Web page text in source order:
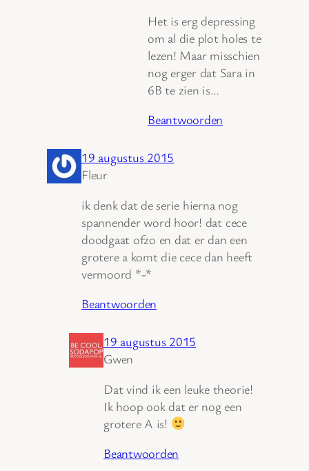
Het is erg depressing
om al die plot holes te
lezen! Maar misschien
nog erger dat Sara in
6B te zien is…
Beantwoorden
19 augustus 2015
Fleur
ik denk dat de serie hierna nog
spannender word hoor! dat cece
doodgaat ofzo en dat er dan een
grotere a komt die cece dan heeft
vermoord *-*
Beantwoorden
19 augustus 2015
Gwen
Dat vind ik een leuke theorie!
Ik hoop ook dat er nog een
grotere A is!
Beantwoorden